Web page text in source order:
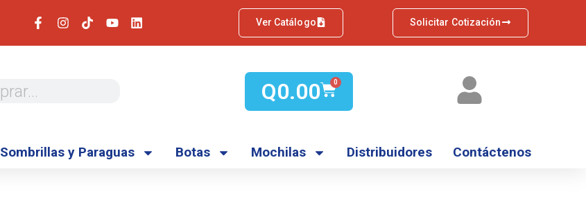
Ver Catálogo Solicitar Cotización
Q0.00 0
Sombrillas y Paraguas Botas Mochilas Distribuidores Contáctenos